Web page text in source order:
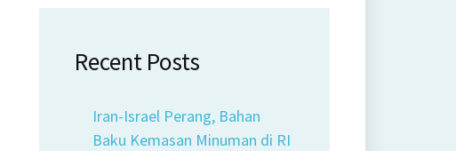
Recent Posts
Iran-Israel Perang, Bahan
Baku Kemasan Minuman di RI